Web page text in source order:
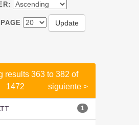
results 363 to 382 of
1472
siguiente >
1